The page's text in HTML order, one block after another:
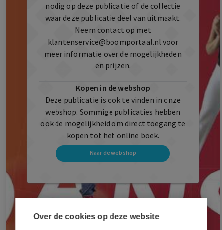
Over de cookies op deze website
nodig op deze publicatie of de collectie
waar deze publicatie deel van uitmaakt.
Neem contact op met
klantenservice@boomportaal.nl voor
meer informatie over de mogelijkheden
en prijzen.
Kopen in de webshop
Deze publicatie is ook te vinden in onze
webshop. Sommige publicaties hebben
ook de mogelijkheid om direct toegang te
kopen tot het online boek.
Naar de webshop